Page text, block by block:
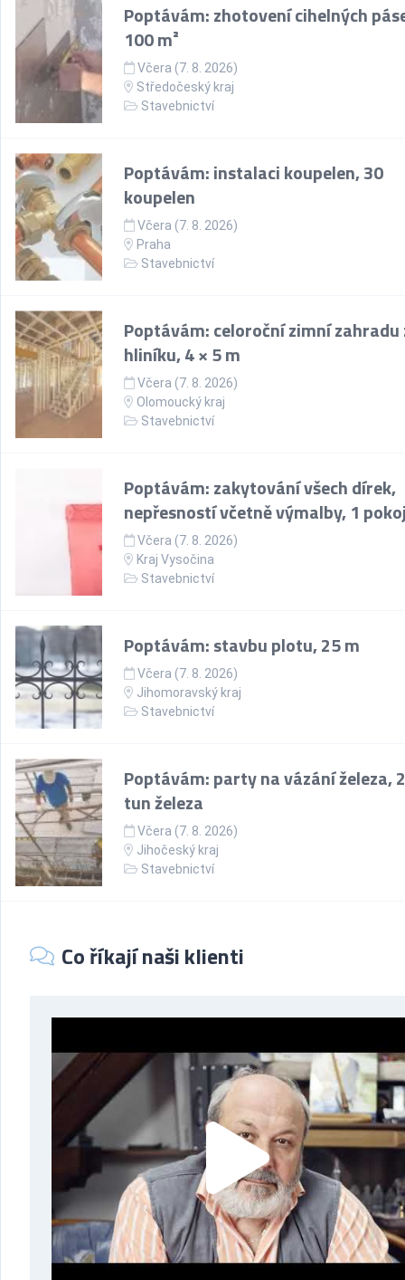
Poptávám: zhotovení cihelných
100 m²
Včera (7. 8. 2026)
Středočeský kraj
Stavebnictví
Poptávám: instalaci koupelen, 30
koupelen
Včera (7. 8. 2026)
Praha
Stavebnictví
Poptávám: celoroční zimní zahradu
hliníku, 4 × 5 m
Včera (7. 8. 2026)
Olomoucký kraj
Stavebnictví
Poptávám: zakytování všech dírek,
nepřesností včetně výmalby, 1
Včera (7. 8. 2026)
Kraj Vysočina
Stavebnictví
Poptávám: stavbu plotu, 25 m
Včera (7. 8. 2026)
Jihomoravský kraj
Stavebnictví
Poptávám: party na vázání železa,
tun železa
Včera (7. 8. 2026)
Jihočeský kraj
Stavebnictví
Co říkají naši klienti